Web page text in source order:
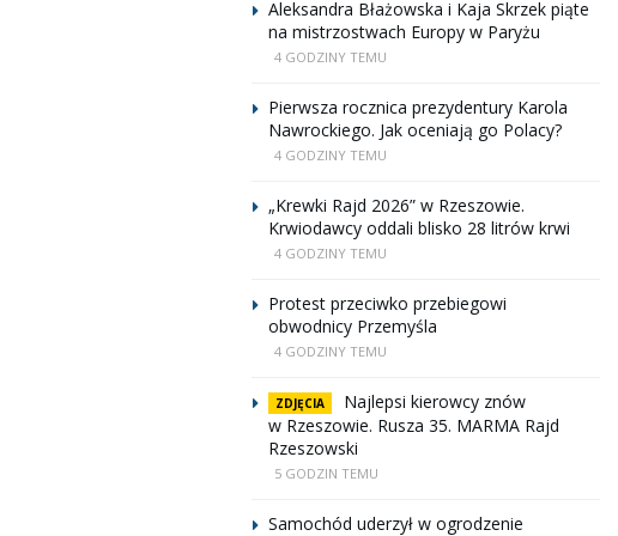
Aleksandra Błażowska i Kaja Skrzek piąte
na mistrzostwach Europy w Paryżu
4 GODZINY TEMU
Pierwsza rocznica prezydentury Karola
Nawrockiego. Jak oceniają go Polacy?
4 GODZINY TEMU
„Krewki Rajd 2026” w Rzeszowie.
Krwiodawcy oddali blisko 28 litrów krwi
4 GODZINY TEMU
Protest przeciwko przebiegowi
obwodnicy Przemyśla
4 GODZINY TEMU
ZDJĘCIA
Najlepsi kierowcy znów
w Rzeszowie. Rusza 35. MARMA Rajd
Rzeszowski
5 GODZIN TEMU
Samochód uderzył w ogrodzenie